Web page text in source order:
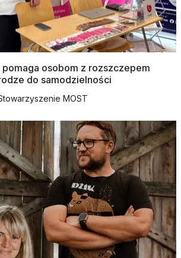
pomaga osobom z rozszczepem
do samodzielności
MOST